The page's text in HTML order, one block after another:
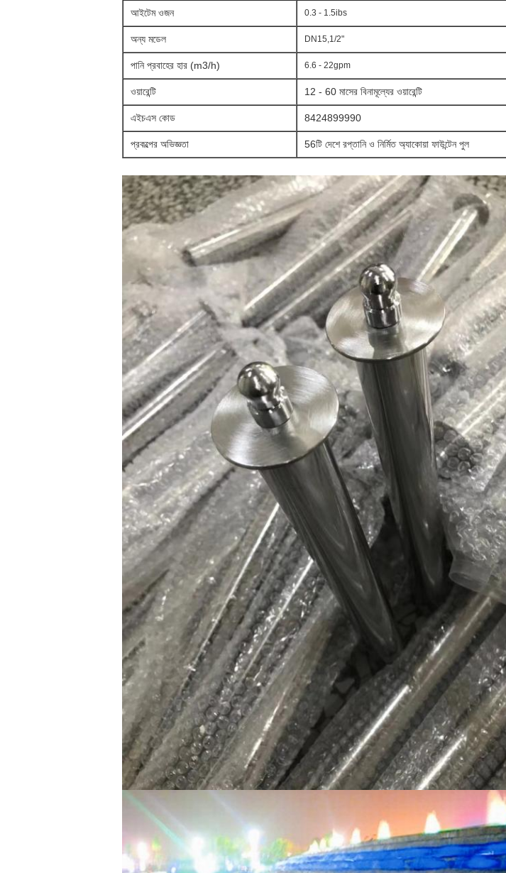
আইটেম ওজন 0.3 - 1.5ibs
অন্য মডেল DN15,1/2"
পানি প্রবাহের হার (m3/h) 6.6 - 22gpm
ওয়ারেন্টি 12 - 60 মাসের বিনামূল্যের ওয়ারেন্টি
এইচএস কোড 8424899990
প্রকল্পের অভিজ্ঞতা 56টি দেশে রপ্তানি ও নির্মিত অ্যাকোয়া ফাউন্টেন পুল